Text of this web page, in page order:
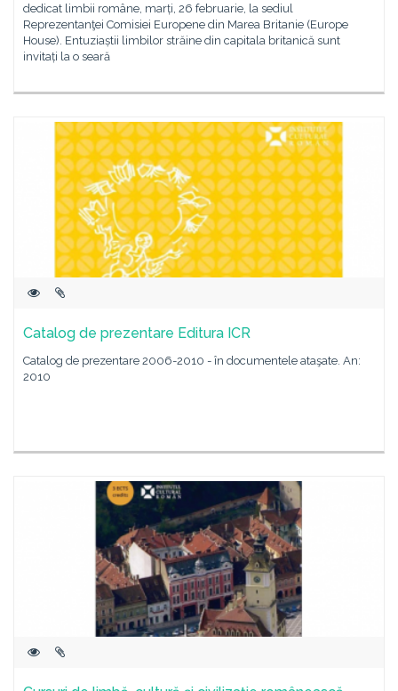
dedicat limbii române, marți, 26 februarie, la sediul
Reprezentanţei Comisiei Europene din Marea Britanie (Europe
House). Entuziaștii limbilor străine din capitala britanică sunt
invitați la o seară
Catalog de prezentare Editura ICR
Catalog de prezentare 2006-2010 - în documentele ataşate. An:
2010